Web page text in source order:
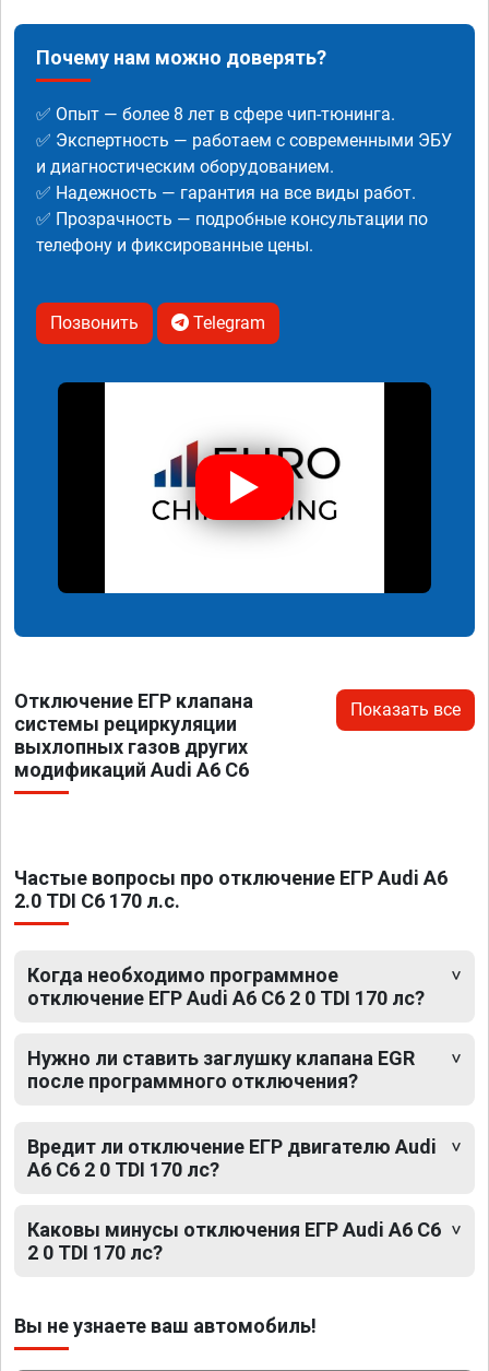
Почему нам можно доверять?
✅ Опыт — более 8 лет в сфере чип-тюнинга.
✅ Экспертность — работаем с современными ЭБУ
и диагностическим оборудованием.
✅ Надежность — гарантия на все виды работ.
✅ Прозрачность — подробные консультации по
телефону и фиксированные цены.
Позвонить Telegram
Отключение ЕГР клапана
системы рециркуляции
выхлопных газов других
модификаций Audi A6 C6
Показать все
Частые вопросы про отключение ЕГР Audi A6
2.0 TDI C6 170 л.с.
Когда необходимо программное
отключение ЕГР Audi A6 C6 2 0 TDI 170 лс?
Нужно ли ставить заглушку клапана EGR
после программного отключения?
Вредит ли отключение ЕГР двигателю Audi
A6 C6 2 0 TDI 170 лс?
Каковы минусы отключения ЕГР Audi A6 C6
2 0 TDI 170 лс?
Вы не узнаете ваш автомобиль!